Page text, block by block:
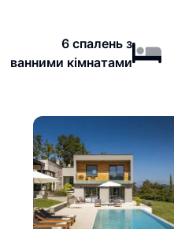
6 спалень з
ванними кімнатами